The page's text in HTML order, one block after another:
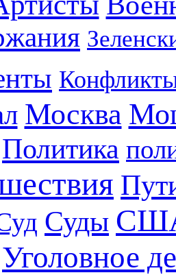
Москва
Политика
Суды
Уголовное